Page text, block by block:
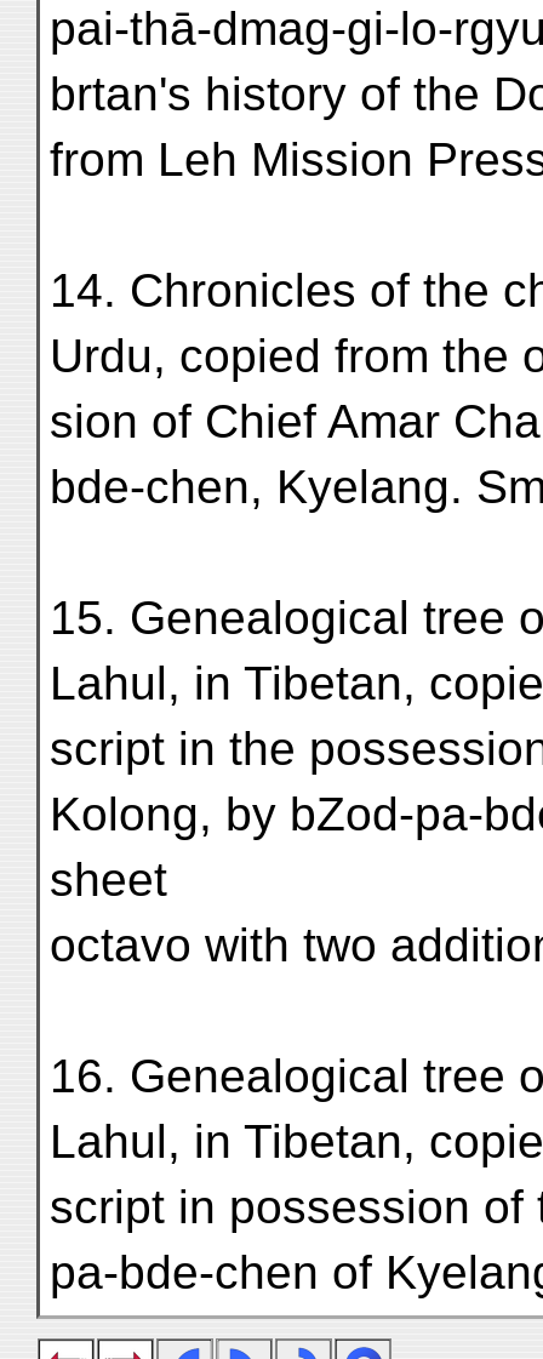
pai-thā-dmag-gi-lo-
brtan's history of the
from Leh Mission
14. Chronicles of the
Urdu, copied from the
sion of Chief Amar
bde-chen, Kyelang.
15. Genealogical tree
Lahul, in Tibetan,
script in the
Kolong, by bZod-pa-
sheet
octavo with two
16. Genealogical tree
Lahul, in Tibetan,
script in possession
pa-bde-chen of